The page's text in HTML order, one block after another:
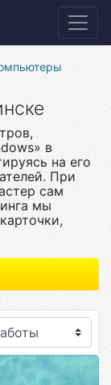
в
на его
При
сам
мы